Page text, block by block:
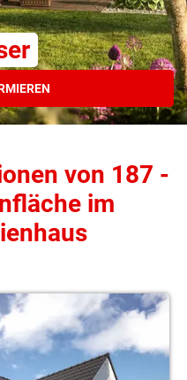
von 187 -
im